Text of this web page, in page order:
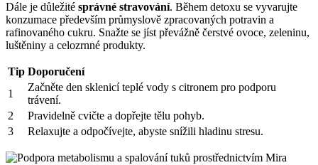
Dále je důležité správné stravování. Během detoxu se vyvarujte
konzumace především průmyslově zpracovaných potravin a
rafinovaného cukru. Snažte se jíst převážně čerstvé ovoce, zeleninu,
luštěniny a celozrnné produkty.
Tip Doporučení
1
Začněte den sklenicí teplé vody s citronem pro podporu
trávení.
2
Pravidelně cvičte a dopřejte tělu pohyb.
3
Relaxujte a odpočívejte, abyste snížili hladinu stresu.